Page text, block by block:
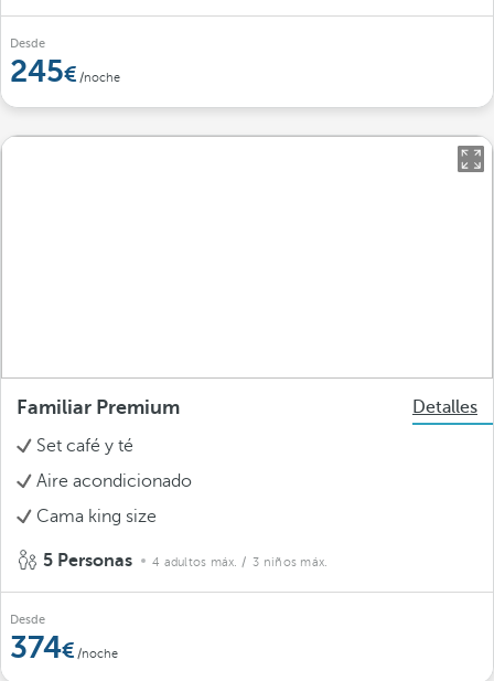
Desde
245 /noche
Familiar Premium
Detalles
Set café y té
Aire acondicionado
Cama king size
5 Personas 4 adultos máx. / 3 niños máx.
Desde
374 /noche